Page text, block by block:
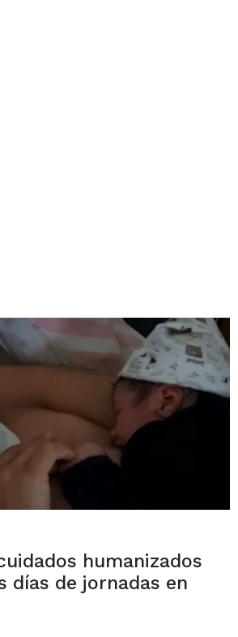
humanizados
días de jornadas en